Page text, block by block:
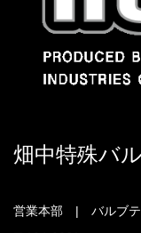
畑中特殊バ
営業本部 | バルブテ